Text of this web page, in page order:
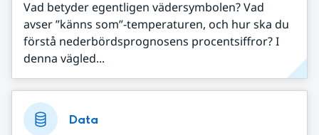
Vad betyder egentligen vädersymbolen? Vad
avser ”känns som”-temperaturen, och hur ska du
förstå nederbördsprognosens procentsiffror? I
denna vägled...
Data